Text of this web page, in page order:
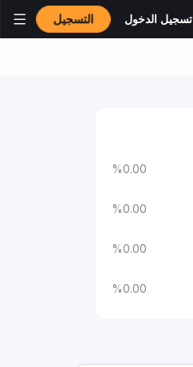
تسجيل الدخول التسجيل
0.00
%
0.00
%
0.00
%
0.00
%